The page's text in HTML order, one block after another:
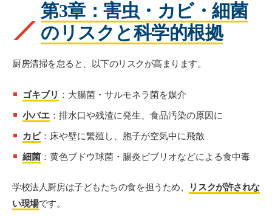
第3章：害虫・カビ・細菌
のリスクと科学的根拠
厨房清掃を怠ると、以下のリスクが高まります。
ゴキブリ ：大腸菌・サルモネラ菌を媒介
小バエ ：排水口や残渣に発生、食品汚染の原因に
カビ：床や壁に繁殖し、胞子が空気中に飛散
細菌 ：黄色ブドウ球菌・腸炎ビブリオなどによる食中毒
学校法人厨房は子どもたちの食を担うため、
リスクが許されな
い現場です。